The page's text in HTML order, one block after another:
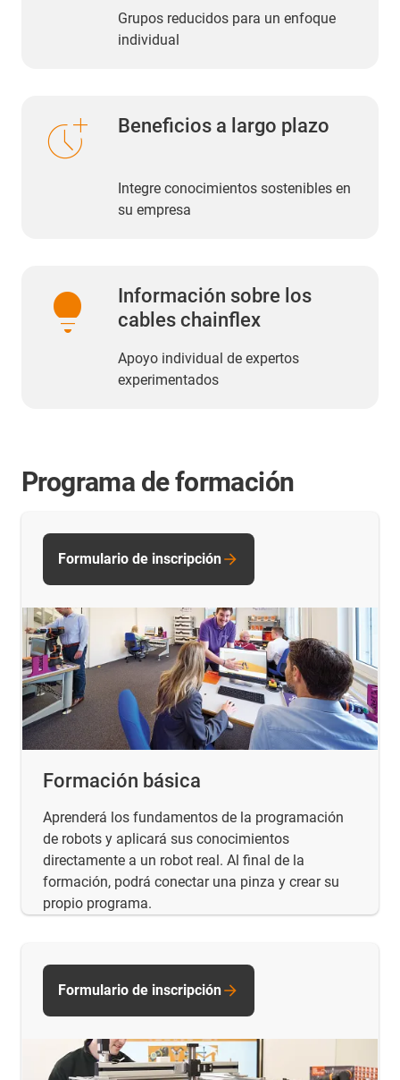
Grupos reducidos para un enfoque
individual
more_time Beneficios a largo plazo
Integre conocimientos sostenibles en
su empresa
lightbulb
Información sobre los
cables chainflex
Apoyo individual de expertos
experimentados
Programa de formación
Formación básica
Aprenderá los fundamentos de la programación
de robots y aplicará sus conocimientos
directamente a un robot real. Al final de la
formación, podrá conectar una pinza y crear su
propio programa.
Formulario de inscripción
Formulario de inscripción